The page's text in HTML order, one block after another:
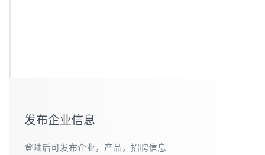
发布企业信息
登陆后可发布企业，产品，招聘信息